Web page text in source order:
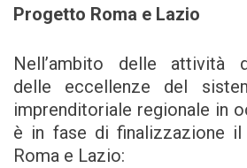
Progetto Roma e Lazio
Nell’ambito delle attività
delle eccellenze del
imprenditoriale regionale in
è in fase di finalizzazione il
Roma e Lazio: